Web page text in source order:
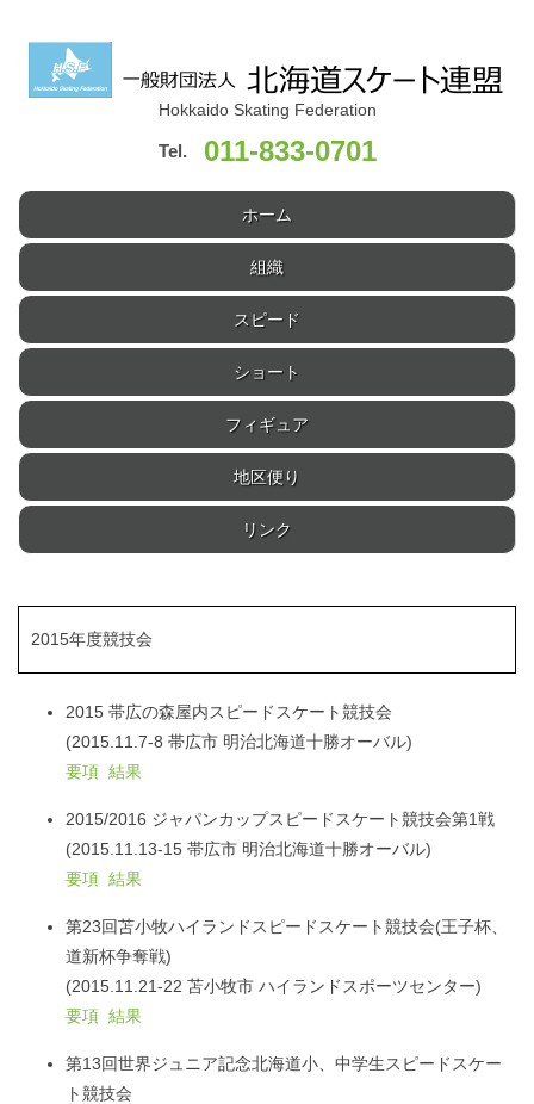
Hokkaido Skating Federation
Tel. 011-833-0701
ホーム
組織
スピード
ショート
フィギュア
地区便り
リンク
2015年度競技会
2015 帯広の森屋内スピードスケート競技会
(2015.11.7-8 帯広市 明治北海道十勝オーバル)
要項 結果
2015/2016 ジャパンカップスピードスケート競技会第1戦
(2015.11.13-15 帯広市 明治北海道十勝オーバル)
要項 結果
第23回苫小牧ハイランドスピードスケート競技会(王子杯、
道新杯争奪戦)
(2015.11.21-22 苫小牧市 ハイランドスポーツセンター)
要項 結果
第13回世界ジュニア記念北海道小、中学生スピードスケー
ト競技会